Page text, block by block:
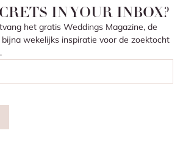
IN YOUR INBOX?
het gratis Weddings Magazine, de
wekelijks inspiratie voor de zoektocht